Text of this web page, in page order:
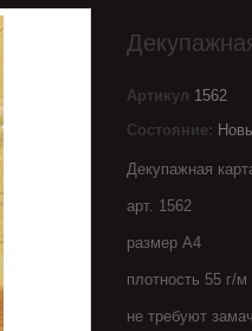
Артикул 1562
Состояние:
Декупажная
арт. 1562
размер А4
плотность 55 г/м
не требуют